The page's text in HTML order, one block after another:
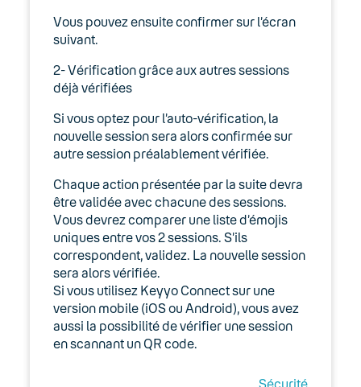
Keyyo Connect – Sécurité : Supprimer
des sessions – Réinitialiser la clé
Keyyo Connect – Sécurité :
Vérification de la première session
01. Keyyo Connect : Présentation
générale
03. Comment installer Keyyo Connect ?
04. Keyyo Connect : Première connexion
05. Keyyo Connect : Utilisation
Keyyo Connect : Astuces
Vous pouvez ensuite confirmer sur l’écran
suivant.
2- Vérification grâce aux autres sessions
déjà vérifiées
Si vous optez pour l’auto-vérification, la
nouvelle session sera alors confirmée sur
autre session préalablement vérifiée.
Chaque action présentée par la suite devra
être validée avec chacune des sessions.
Vous devrez comparer une liste d’émojis
uniques entre vos 2 sessions. S’ils
correspondent, validez. La nouvelle session
sera alors vérifiée.
Si vous utilisez Keyyo Connect sur une
version mobile (iOS ou Android), vous avez
aussi la possibilité de vérifier une session
en scannant un QR code.
Sécurité